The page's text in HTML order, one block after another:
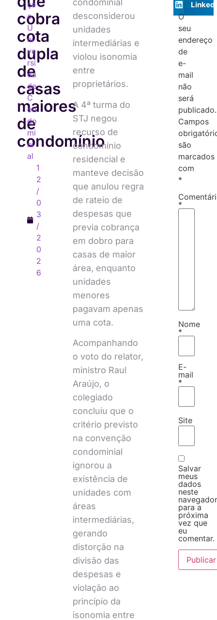
cobra
cota
dupla
de
casas
maiores
de
condomínio
çã
o
U
ni
ve
rsi
da
de
C
on
do
mi
ni
al
1
2
/
0
3
/
2
0
2
6
condominial
desconsiderou
unidades
intermediárias e
violou isonomia
entre
proprietários.
A 4ª turma do
STJ negou
recurso de
condomínio
residencial e
manteve decisão
que anulou regra
de rateio de
despesas que
previa cobrança
em dobro para
casas de maior
área, enquanto
unidades
menores
pagavam apenas
uma cota.
Acompanhando
o voto do relator,
ministro Raul
Araújo, o
colegiado
concluiu que o
critério previsto
na convenção
condominial
ignorou a
existência de
unidades com
áreas
intermediárias,
gerando
distorção na
divisão das
despesas e
violação ao
princípio da
isonomia entre
O
seu
endereço
de
e-
mail
não
será
publicado.
Campos
são
marcados
com
*
*
Nome
*
E-
mail
*
Site
Salvar
meus
dados
neste
para a
próxima
vez que
eu
comentar.